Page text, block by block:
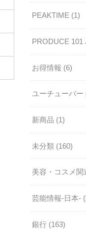
PEAKTIME (1)
PRODUCE 101
お得情報 (6)
ユーチューバー
新商品 (1)
未分類 (160)
美容・コスメ関
芸能情報-日本-
銀行 (163)